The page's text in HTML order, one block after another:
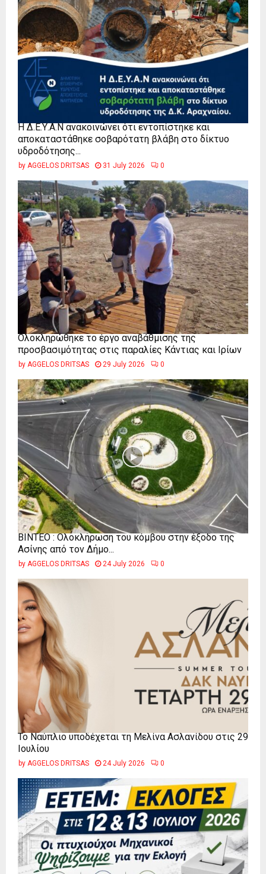
Η Δ.Ε.Υ.Α.Ν ανακοινώνει ότι εντοπίστηκε και
αποκαταστάθηκε σοβαρότατη βλάβη στο δίκτυο
υδροδότησης...
by AGGELOS DRITSAS 31 July 2026 0
Ολοκληρώθηκε το έργο αναβάθμισης της
προσβασιμότητας στις παραλίες Κάντιας και Ιρίων
by AGGELOS DRITSAS 29 July 2026 0
ΒΙΝΤΕΟ : Ολοκλήρωση του κόμβου στην έξοδο της
Ασίνης από τον Δήμο...
by AGGELOS DRITSAS 24 July 2026 0
Το Ναύπλιο υποδέχεται τη Μελίνα Ασλανίδου στις 29
Ιουλίου
by AGGELOS DRITSAS 24 July 2026 0